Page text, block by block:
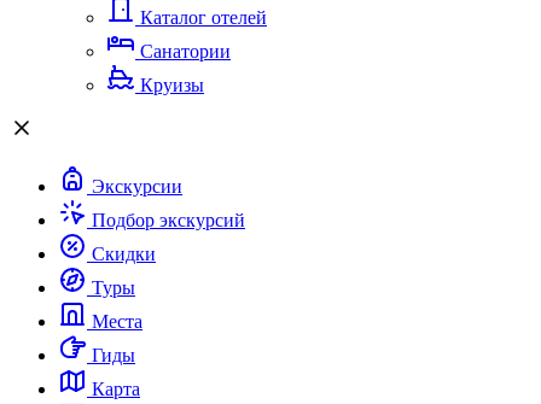
Каталог отелей
Санатории
Круизы
Экскурсии
Подбор экскурсий
Скидки
Туры
Места
Гиды
Карта